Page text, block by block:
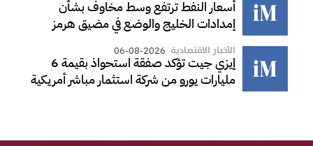
أسعار النفط ترتفع وسط مخاوف بشأن
إمدادات الخليج والوضع في مضيق هرمز
الأخبار الاقتصادية 06-08-2026
إيزي جيت تؤكد صفقة استحواذ بقيمة 6
مليارات يورو من شركة استثمار مباشر أمريكية